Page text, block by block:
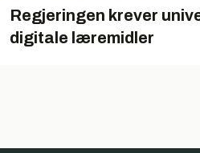
Regjeringen krever
digitale læremidler